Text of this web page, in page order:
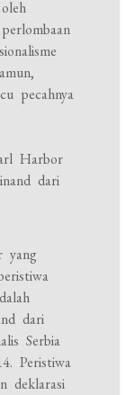
pecahnya
Harbor
dari
yang
dari
Serbia
Peristiwa
deklarasi